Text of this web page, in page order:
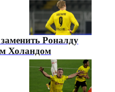
Роналду
Холандом